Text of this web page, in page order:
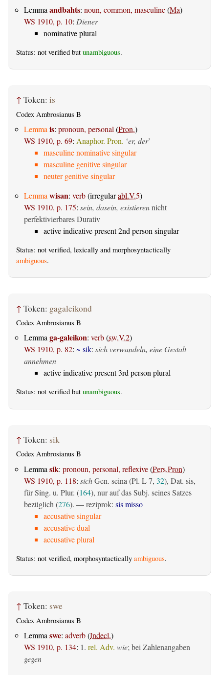
Lemma andbahts: noun, common, masculine(Ma)
WS 1910, p. 10: Diener
nominative plural
Status: not verified but unambiguous.
↑ Token: is
Codex Ambrosianus B
Lemma is: pronoun, personal (Pron.)
WS 1910, p. 69: Anaphor. Pron. ‘er, der’
masculine nominative singular
masculine genitive singular
neuter genitive singular
Lemma wisan: verb(irregularabl.V.5)
WS 1910, p. 175: sein, dasein, existierennicht
perfektivierbares Durativ
active indicative present 2nd person singular
Status: not verified, lexically and morphosyntactically
ambiguous.
↑ Token: gagaleikond
Codex Ambrosianus B
Lemmaga-galeikon: verb(sw.V.2)
WS 1910, p. 82: ~ sik: sich verwandeln, eine Gestalt
annehmen
active indicative present 3rd person plural
Status: not verified but unambiguous.
↑ Token: sik
Codex Ambrosianus B
Lemma sik: pronoun, personal, reflexive(Pers.Pron)
WS 1910, p. 118: sichGen. seina (Pl. L 7, 32), Dat. sis,
für Sing. u. Plur. (164), nur auf das Subj. seines Satzes
bezüglich (276). — reziprok: sis misso
accusative singular
accusative dual
accusative plural
Status: not verified, morphosyntactically ambiguous.
↑ Token: swe
Codex Ambrosianus B
Lemma swe: adverb(Indecl.)
WS 1910, p. 134: 1. rel. Adv. wie; bei Zahlenangaben
gegen